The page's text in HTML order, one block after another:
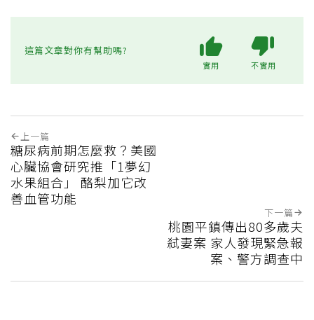
這篇文章對你有幫助嗎?
實用 不實用
上一篇
糖尿病前期怎麼救？美國
心臟協會研究推「1夢幻
水果組合」 酪梨加它改
善血管功能
下一篇
桃園平鎮傳出80多歲夫
弒妻案 家人發現緊急報
案、警方調查中